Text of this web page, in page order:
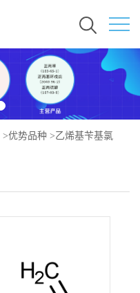
>优势品种 >乙烯基苄基氯